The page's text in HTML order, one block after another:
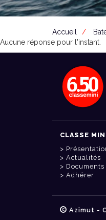
Accueil
Aucune réponse pour l'instant.
CLASSE
Actualités
Documents
Adhérer
Azimut -